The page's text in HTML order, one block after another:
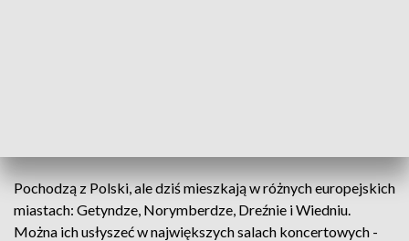
Pochodzą z Polski, ale dziś mieszkają w różnych europejskich
miastach: Getyndze, Norymberdze, Dreźnie i Wiedniu.
Można ich usłyszeć w największych salach koncertowych -